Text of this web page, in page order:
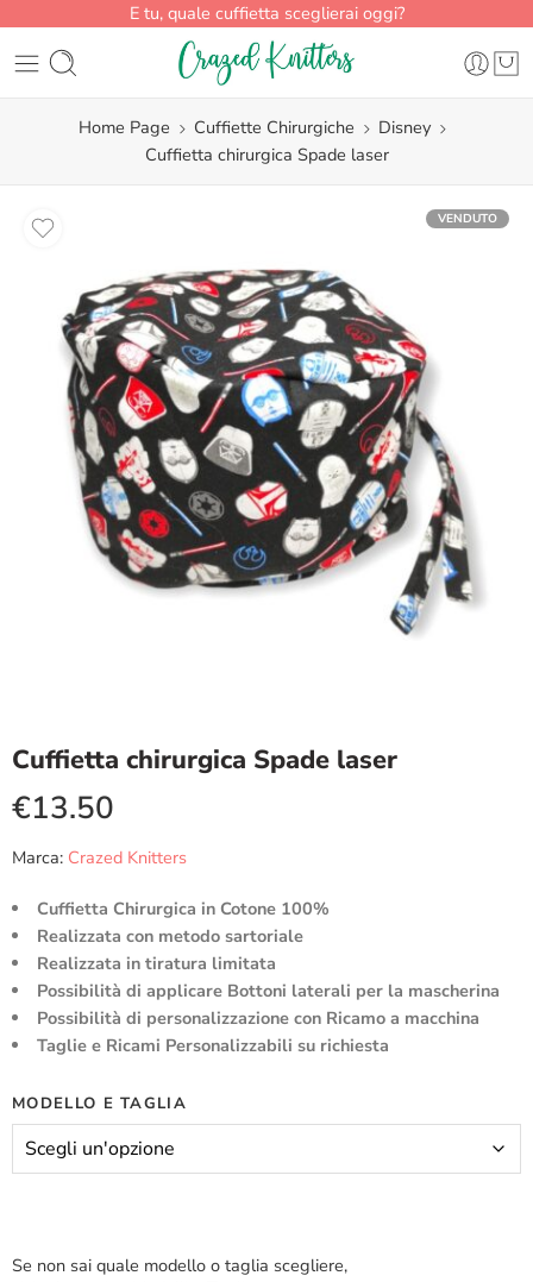
E tu, quale cuffietta sceglierai oggi?
Home Page Cuffiette Chirurgiche
Disney
Cuffietta chirurgica Spade laser
VENDUTO
Cuffietta chirurgica Spade laser
€13.50
Marca: Crazed Knitters
Cuffietta Chirurgica in Cotone 100%
Realizzata con metodo sartoriale
Realizzata in tiratura limitata
Possibilità di applicare Bottoni laterali per la mascherina
Possibilità di personalizzazione con Ricamo a macchina
Taglie e Ricami Personalizzabili su richiesta
MODELLO E TAGLIA
Se non sai quale modello o taglia scegliere,